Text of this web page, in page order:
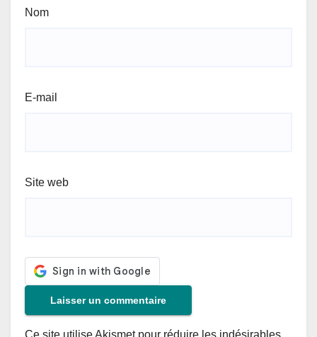
Nom
E-mail
Site web
Ce site utilise Akismet pour réduire les indésirables.